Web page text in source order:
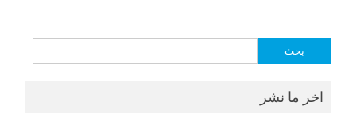
البحث
اخر ما نشر